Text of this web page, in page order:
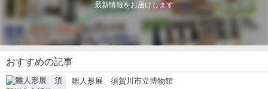
最新情報をお届けします
おすすめの記事
雛人形展 須賀川市立博物館